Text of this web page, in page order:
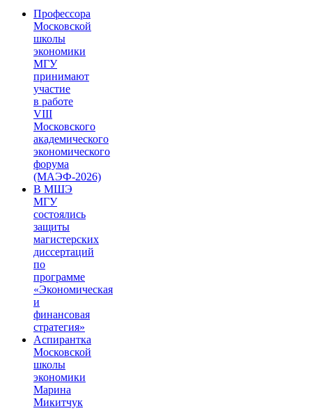
Профессора
Московской
школы
экономики
МГУ
принимают
участие
в работе
VIII
Московского
академического
экономического
форума
(МАЭФ-2026)
В МШЭ
МГУ
состоялись
защиты
магистерских
диссертаций
по
программе
«Экономическая
и
финансовая
стратегия»
Аспирантка
Московской
школы
экономики
Марина
Микитчук